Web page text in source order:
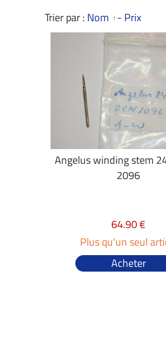
Trier par : Nom - Prix
Angelus winding stem
2096
64.90 €
Plus qu'un seul
Acheter